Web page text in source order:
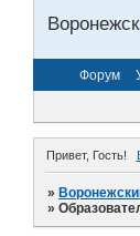
Форум
Привет, Гость!
»
»